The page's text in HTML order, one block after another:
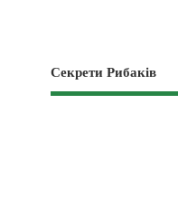
Секрети Рибаків